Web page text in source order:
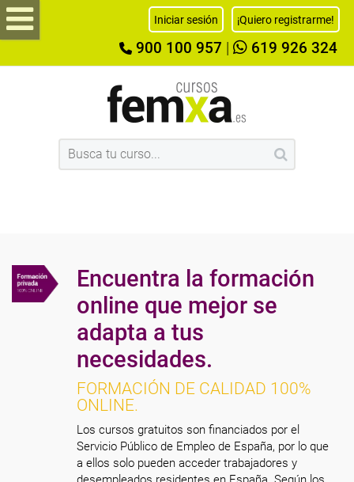
Iniciar sesión ¡Quiero registrarme!
900 100 957 619 926 324
Encuentra la formación
online que mejor se
adapta a tus
necesidades.
FORMACIÓN DE CALIDAD 100%
ONLINE.
Los cursos gratuitos son financiados por el
Servicio Público de Empleo de España, por lo que
a ellos solo pueden acceder trabajadores y